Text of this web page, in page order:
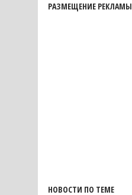
РАЗМЕЩЕНИЕ РЕКЛАМЫ
НОВОСТИ ПО ТЕМЕ